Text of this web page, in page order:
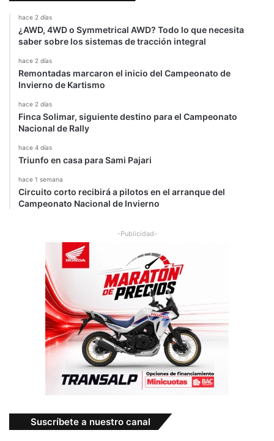
hace 2 días
¿AWD, 4WD o Symmetrical AWD? Todo lo que necesita
saber sobre los sistemas de tracción integral
hace 2 días
Remontadas marcaron el inicio del Campeonato de
Invierno de Kartismo
hace 2 días
Finca Solimar, siguiente destino para el Campeonato
Nacional de Rally
hace 4 días
Triunfo en casa para Sami Pajari
hace 1 semana
Circuito corto recibirá a pilotos en el arranque del
Campeonato Nacional de Invierno
-Publicidad-
Suscríbete a nuestro canal